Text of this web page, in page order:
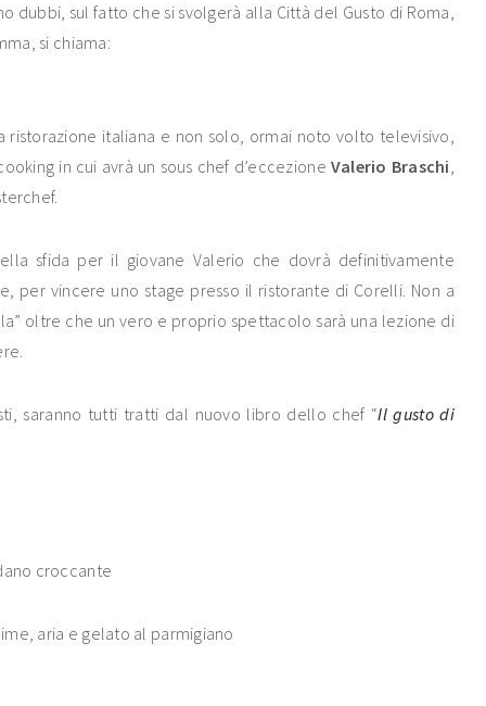
dubbi, sul fatto che si svolgerà alla Città del Gusto di Roma,
si chiama:
italiana e non solo, ormai noto volto televisivo,
in cui avrà un sous chef d’eccezione Valerio Braschi,
sfida per il giovane Valerio che dovrà definitivamente
per vincere uno stage presso il ristorante di Corelli. Non a
oltre che un vero e proprio spettacolo sarà una lezione di
saranno tutti tratti dal nuovo libro dello chef “Il gusto di
croccante
aria e gelato al parmigiano